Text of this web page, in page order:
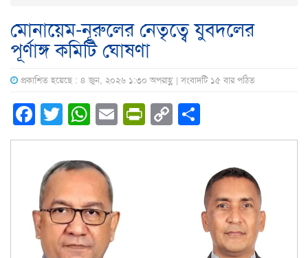
মোনায়েম-নূরুলের নেতৃত্বে যুবদলের
পূর্ণাঙ্গ কমিটি ঘোষণা
প্রকাশিত হয়েছে : ৪ জুন, ২০২৬ ১:৩০ অপরাহ্ণ | সংবাদটি ১৫ বার পঠিত
Facebook
Twitter
WhatsApp
EmailPrintFriendly
Copy
Link